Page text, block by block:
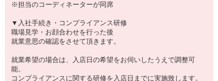
※担当のコーディネーターが同席
▼入社手続き・コンプライアンス研修
職場見学・お顔合わせを行った後
就業意思の確認をさせて頂きます。
就業希望の場合は、入店日の希望をお伺いしたうえで調整可
能。
コンプライアンスに関する研修を入店日までに実施致します。